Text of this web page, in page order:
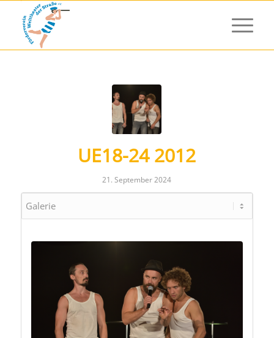
UE18-24 2012
21. September 2024